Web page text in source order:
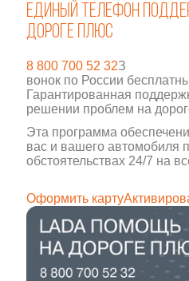
Единый телефон
дороге плюс
8 800 700 52 32З
вонок по России
Гарантированная
решении проблем на
Эта программа
вас и вашего автомобиля
обстоятельствах 24/7 на
Оформить карту